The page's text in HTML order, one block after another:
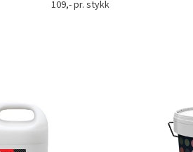
109,- pr. stykk